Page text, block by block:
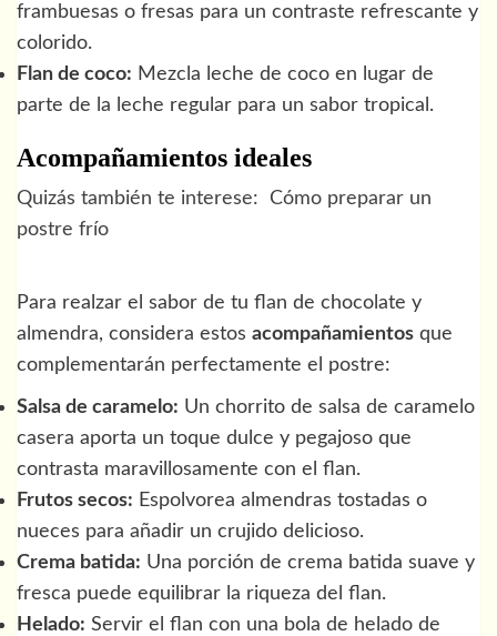
frambuesas o fresas para un contraste refrescante y
colorido.
Flan de coco: Mezcla leche de coco en lugar de
parte de la leche regular para un sabor tropical.
Acompañamientos ideales
Quizás también te interese:
Cómo preparar un
postre frío
Para realzar el sabor de tu flan de chocolate y
almendra, considera estos acompañamientos que
complementarán perfectamente el postre:
Salsa de caramelo: Un chorrito de salsa de caramelo
casera aporta un toque dulce y pegajoso que
contrasta maravillosamente con el flan.
Frutos secos: Espolvorea almendras tostadas o
nueces para añadir un crujido delicioso.
Crema batida: Una porción de crema batida suave y
fresca puede equilibrar la riqueza del flan.
Helado: Servir el flan con una bola de helado de